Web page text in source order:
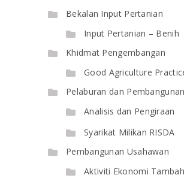
Bekalan Input Pertanian
Input Pertanian – Benih
Khidmat Pengembangan
Good Agriculture
Pelaburan dan
Analisis dan Pengiraan
Syarikat Milikan RISDA
Pembangunan Usahawan
Aktiviti Ekonomi